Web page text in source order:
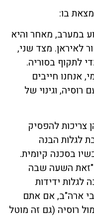
בו:
במערב, מאחר והיא
לאיראן. מצד שני,
לתקוף בסוריה.
אנחנו חייבים
וגינוי של
צריכות להפסיק
לגלות הבנה
בסכנה קיומית.
"זאת השעה שבה
לגלות ידידות
ארה"ב, אם אתם
רוסיה (גם זה מוטל